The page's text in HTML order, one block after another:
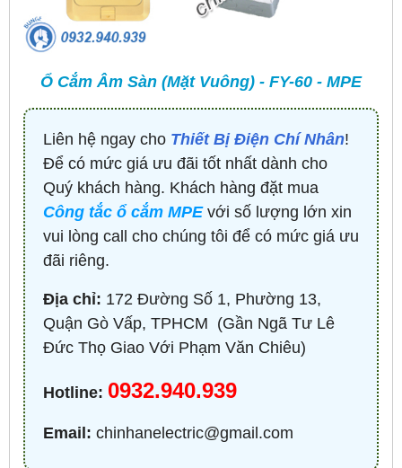
Ổ Cắm Âm Sàn (Mặt Vuông) - FY-60 - MPE
Liên hệ ngay cho Thiết Bị Điện Chí Nhân!
Để có mức giá ưu đãi tốt nhất dành cho
Quý khách hàng. Khách hàng đặt mua
Công tắc ổ cắm MPEvới số lượng lớn xin
vui lòng call cho chúng tôi để có mức giá ưu
đãi riêng.
Địa chỉ: 172 Đường Số 1, Phường 13,
Quận Gò Vấp, TPHCM ​ (Gần Ngã Tư Lê
Đức Thọ Giao Với Phạm Văn Chiêu)
Hotline: 0932.940.939
Email: chinhanelectric@gmail.com